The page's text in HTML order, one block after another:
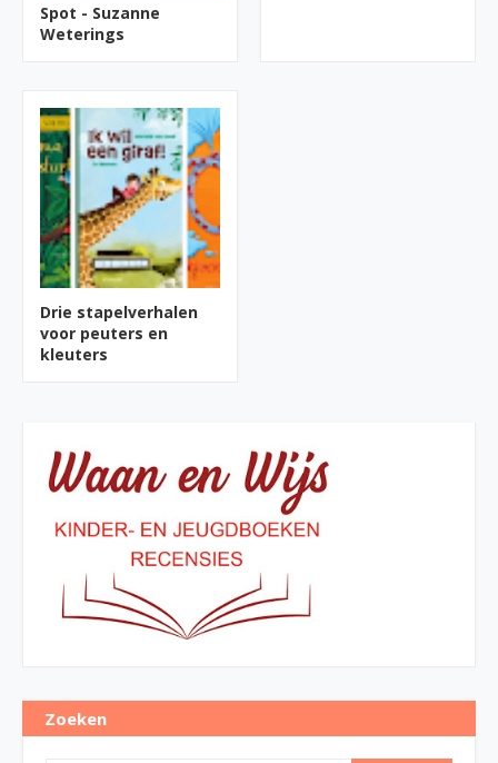
Spot - Suzanne
Weterings
Drie stapelverhalen
voor peuters en
kleuters
Zoeken